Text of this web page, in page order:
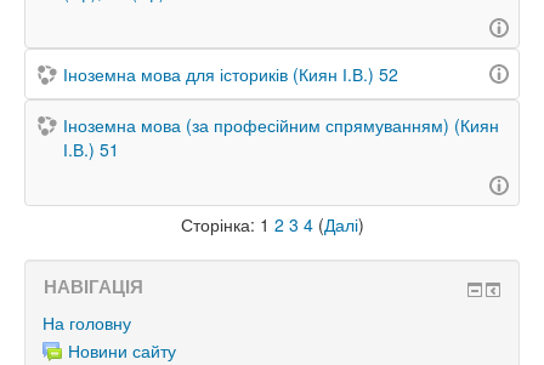
Іноземна мова для істориків (Киян І.В.) 52
Іноземна мова (за професійним спрямуванням) (Киян
І.В.) 51
Сторінка: 1 2 3 4 (Далі)
НАВІГАЦІЯ
На головну
Новини сайту